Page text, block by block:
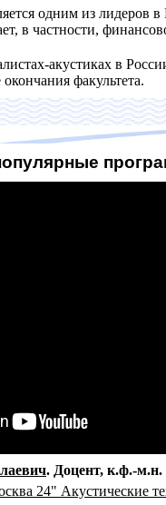
одним из лидеров
в частности,
акустиках в
окончания факультета.
Доцент к.ф.-м.н.
24" Акустические